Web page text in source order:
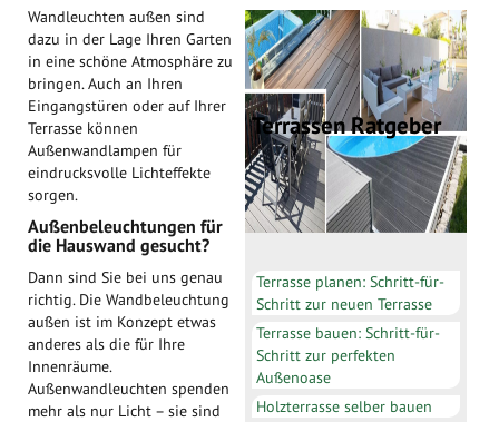
Terrassen Ratgeber
Terrasse planen: Schritt-für-
Schritt zur neuen Terrasse
Terrasse bauen: Schritt-für-
Schritt zur perfekten
Außenoase
Holzterrasse selber bauen
Wandleuchten außen sind
dazu in der Lage Ihren Garten
in eine schöne Atmosphäre zu
bringen. Auch an Ihren
Eingangstüren oder auf Ihrer
Terrasse können
Außenwandlampen für
eindrucksvolle Lichteffekte
sorgen.
Außenbeleuchtungen für
die Hauswand gesucht?
Dann sind Sie bei uns genau
richtig. Die Wandbeleuchtung
außen ist im Konzept etwas
anderes als die für Ihre
Innenräume.
Außenwandleuchten spenden
mehr als nur Licht – sie sind